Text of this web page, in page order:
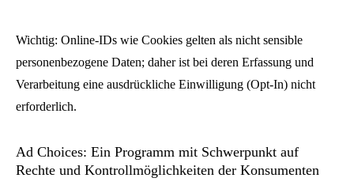
Wichtig: Online-IDs wie Cookies gelten als nicht sensible
personenbezogene Daten; daher ist bei deren Erfassung und
Verarbeitung eine ausdrückliche Einwilligung (Opt-In) nicht
erforderlich.
Ad Choices: Ein Programm mit Schwerpunkt auf
Rechte und Kontrollmöglichkeiten der Konsumenten